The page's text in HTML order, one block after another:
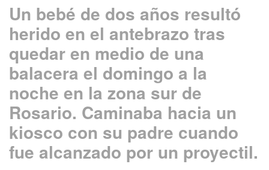
Un bebé de dos años resultó
herido en el antebrazo tras
quedar en medio de una
balacera el domingo a la
noche en la zona sur de
Rosario. Caminaba hacia un
kiosco con su padre cuando
fue alcanzado por un proyectil.